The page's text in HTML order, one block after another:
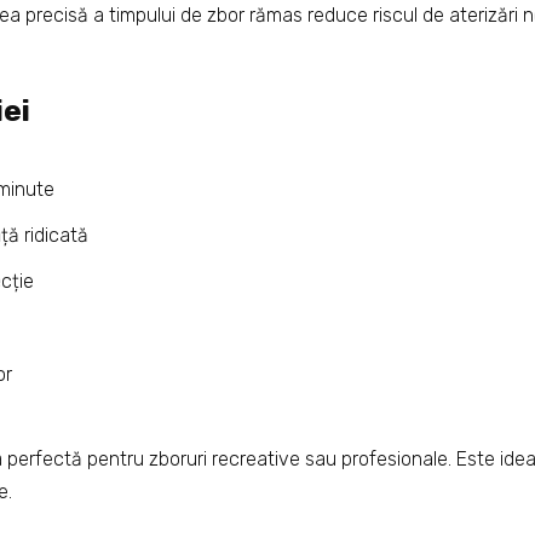
precisă a timpului de zbor rămas reduce riscul de aterizări
ridicată
pentru zboruri recreative sau profesionale. Este